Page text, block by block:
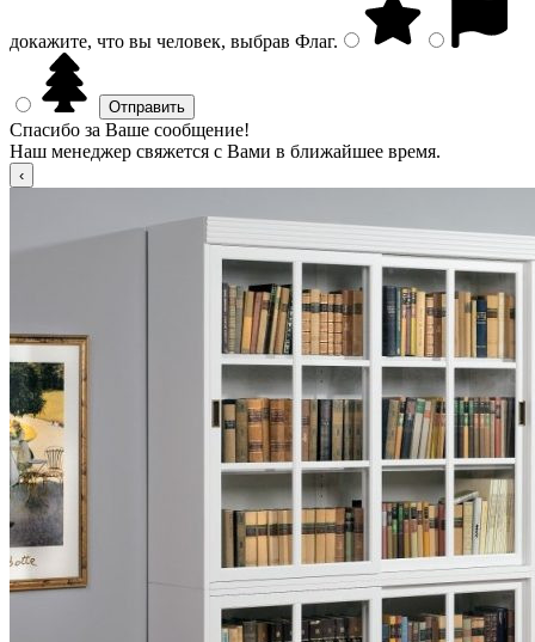
докажите, что вы человек, выбрав Флаг.
Спасибо за Ваше сообщение!
Наш менеджер свяжется с Вами в ближайшее время.